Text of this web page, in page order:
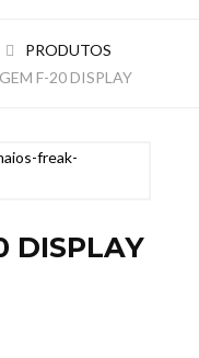
PRODUTOS
F-20 DISPLAY
DISPLAY